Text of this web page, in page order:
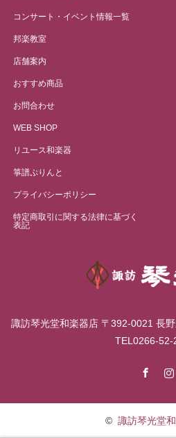
コンサート・イベント情報一覧
邦楽教室
店舗案内
おすすめ商品
お問合わせ
WEB SHOP
リユース和楽器
箏譜ぷりんと
プライバシーポリシー
特定商取引に関する法律に基づく
表記
諏訪琴光堂和楽器店 〒392-0021 長
TEL0266-52-
© 諏訪琴光堂